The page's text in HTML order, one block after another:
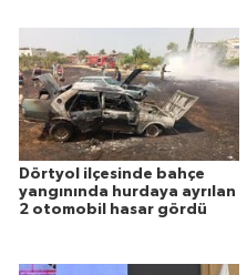
Dörtyol ilçesinde bahçe
yangınında hurdaya ayrılan
2 otomobil hasar gördü